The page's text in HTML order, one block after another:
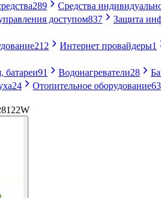
289 Средства
доступом837 Защита
212 Интернет провайдеры1
батареи91 Водонагреватели28
24 Отопительное оборудование63